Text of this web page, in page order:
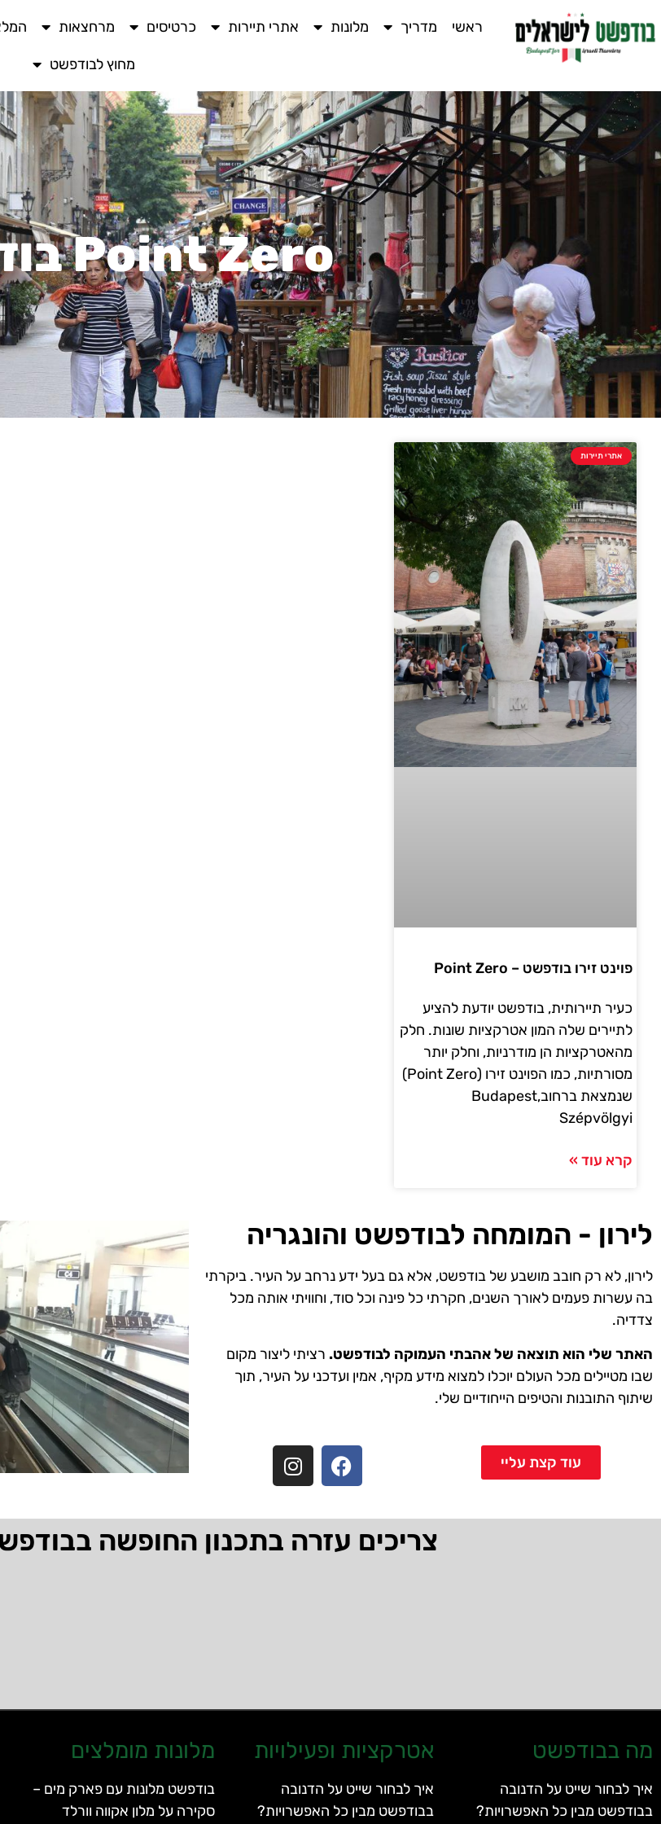
ראשי מדריך מלונות אתרי תיירות כרטיסים מרחצאות
מחוץ לבודפשט
Point Zero בודפשט
אתרי תיירות
פוינט זירו בודפשט – Point Zero
כעיר תיירותית, בודפשט יודעת להציע
לתיירים שלה המון אטרקציות שונות. חלק
מהאטרקציות הן מודרניות, וחלק יותר
מסורתיות, כמו הפוינט זירו (Point Zero)
שנמצאת ברחובBudapest,
Szépvölgyi
קרא עוד »
לירון - המומחה לבודפשט והונגריה
לירון, לא רק חובב מושבע של בודפשט, אלא גם בעל ידע נרחב על העיר. ביקרתי
בה עשרות פעמים לאורך השנים, חקרתי כל פינה וכל סוד, וחוויתי אותה מכל
צדדיה.
האתר שלי הוא תוצאה של אהבתי העמוקה לבודפשט. רציתי ליצור מקום
שבו מטיילים מכל העולם יוכלו למצוא מידע מקיף, אמין ועדכני על העיר, תוך
שיתוף התובנות והטיפים הייחודיים שלי.
עוד קצת עליי
צריכים עזרה בתכנון החופשה
מה בבודפשט
איך לבחור שייט על הדנובה
בבודפשט מבין כל האפשרויות?
אטרקציות ופעילויות
איך לבחור שייט על הדנובה
בבודפשט מבין כל האפשרויות?
מלונות מומלצים
בודפשט מלונות עם פארק מים –
סקירה על מלון אקווה וורלד